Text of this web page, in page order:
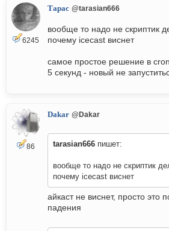
6245
Тарас @tarasian666
вообще то надо не скриптик
почему icecast виснет
самое простое решение в
5 секунд - новый не
86
Dakar @Dakar
tarasian666 пишет:
вообще то надо не скриптик
почему icecast виснет
айкаст не виснет, просто это
падения